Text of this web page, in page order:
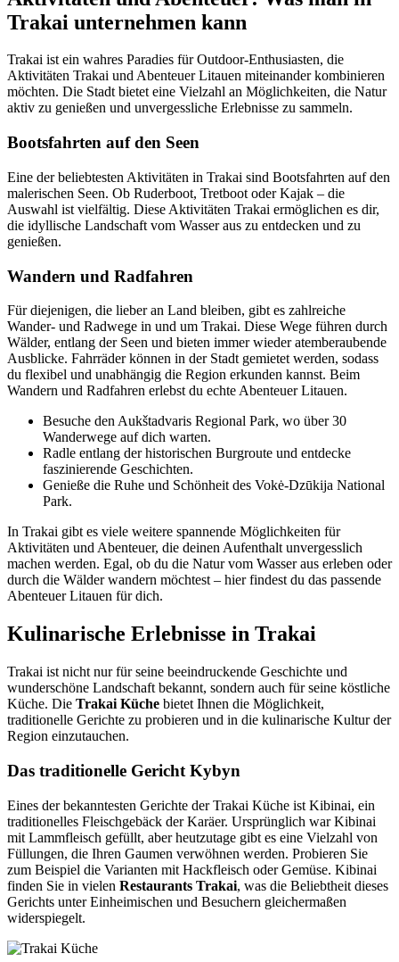
Trakai unternehmen kann
Trakai ist ein wahres Paradies für Outdoor-Enthusiasten, die
Aktivitäten Trakai und Abenteuer Litauen miteinander kombinieren
möchten. Die Stadt bietet eine Vielzahl an Möglichkeiten, die Natur
aktiv zu genießen und unvergessliche Erlebnisse zu sammeln.
Bootsfahrten auf den Seen
Eine der beliebtesten Aktivitäten in Trakai sind Bootsfahrten auf den
malerischen Seen. Ob Ruderboot, Tretboot oder Kajak – die
Auswahl ist vielfältig. Diese Aktivitäten Trakai ermöglichen es dir,
die idyllische Landschaft vom Wasser aus zu entdecken und zu
genießen.
Wandern und Radfahren
Für diejenigen, die lieber an Land bleiben, gibt es zahlreiche
Wander- und Radwege in und um Trakai. Diese Wege führen durch
Wälder, entlang der Seen und bieten immer wieder atemberaubende
Ausblicke. Fahrräder können in der Stadt gemietet werden, sodass
du flexibel und unabhängig die Region erkunden kannst. Beim
Wandern und Radfahren erlebst du echte Abenteuer Litauen.
Besuche den Aukštadvaris Regional Park, wo über 30
Wanderwege auf dich warten.
Radle entlang der historischen Burgroute und entdecke
faszinierende Geschichten.
Genieße die Ruhe und Schönheit des Vokė-Dzūkija National
Park.
In Trakai gibt es viele weitere spannende Möglichkeiten für
Aktivitäten und Abenteuer, die deinen Aufenthalt unvergesslich
machen werden. Egal, ob du die Natur vom Wasser aus erleben oder
durch die Wälder wandern möchtest – hier findest du das passende
Abenteuer Litauen für dich.
Kulinarische Erlebnisse in Trakai
Trakai ist nicht nur für seine beeindruckende Geschichte und
wunderschöne Landschaft bekannt, sondern auch für seine köstliche
Küche. Die Trakai Küche bietet Ihnen die Möglichkeit,
traditionelle Gerichte zu probieren und in die kulinarische Kultur der
Region einzutauchen.
Das traditionelle Gericht Kybyn
Eines der bekanntesten Gerichte der Trakai Küche ist Kibinai, ein
traditionelles Fleischgebäck der Karäer. Ursprünglich war Kibinai
mit Lammfleisch gefüllt, aber heutzutage gibt es eine Vielzahl von
Füllungen, die Ihren Gaumen verwöhnen werden. Probieren Sie
zum Beispiel die Varianten mit Hackfleisch oder Gemüse. Kibinai
finden Sie in vielen Restaurants Trakai, was die Beliebtheit dieses
Gerichts unter Einheimischen und Besuchern gleichermaßen
widerspiegelt.